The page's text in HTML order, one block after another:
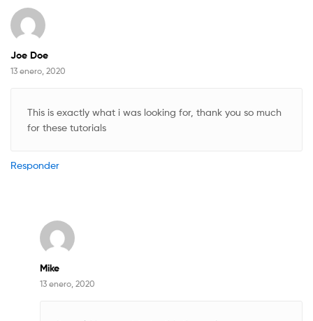
Joe Doe
13 enero, 2020
This is exactly what i was looking for, thank you so much
for these tutorials
Responder
Mike
13 enero, 2020